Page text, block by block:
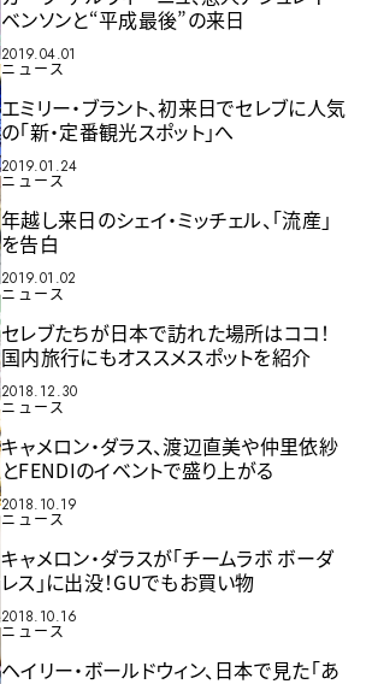
ベンソンと“平成最後”の来日
2019.04.01
ニュース
エミリー・ブラント、初来日でセレブに人気
の「新・定番観光スポット」へ
2019.01.24
ニュース
年越し来日のシェイ・ミッチェル、「流産」
を告白
2019.01.02
ニュース
セレブたちが日本で訪れた場所はココ！
国内旅行にもオススメスポットを紹介
2018.12.30
ニュース
キャメロン・ダラス、渡辺直美や仲里依紗
とFENDIのイベントで盛り上がる
2018.10.19
ニュース
キャメロン・ダラスが「チームラボ ボーダ
レス」に出没！GUでもお買い物
2018.10.16
ニュース
ヘイリー・ボールドウィン、日本で見た「あ